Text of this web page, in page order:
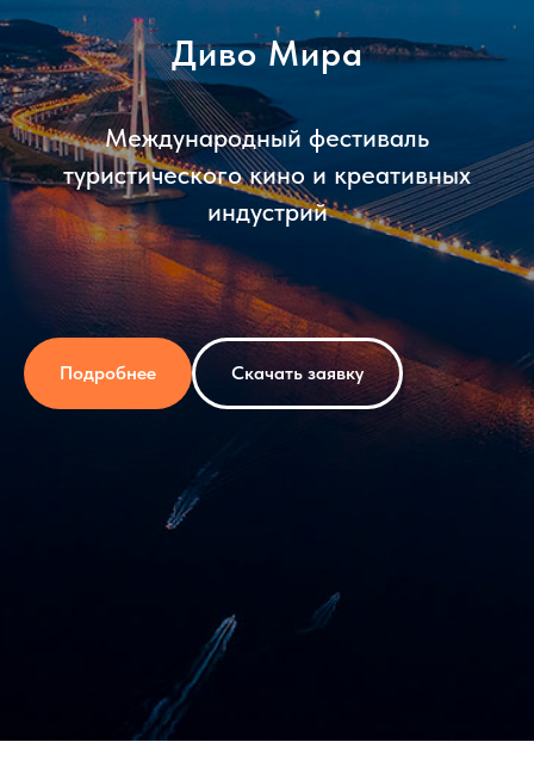
Диво Мира
Международный фестиваль
туристического кино и креативных
индустрий
Подробнее Скачать заявку